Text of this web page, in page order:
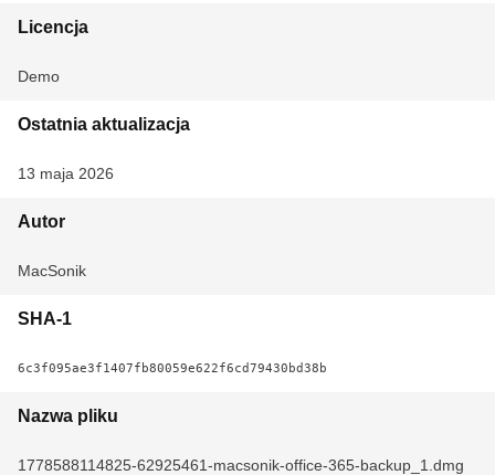
Licencja
Demo
Ostatnia aktualizacja
13 maja 2026
Autor
MacSonik
SHA-1
6c3f095ae3f1407fb80059e622f6cd79430bd38b
Nazwa pliku
1778588114825-62925461-macsonik-office-365-backup_1.dmg